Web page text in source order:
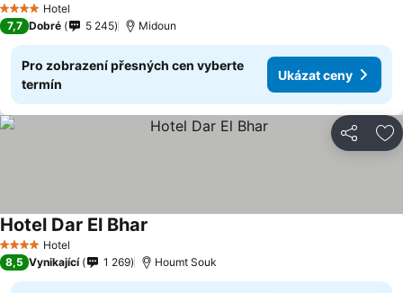
4 Počet hvězdiček
Hotel
7,7 Dobré 5 245 Midoun
Pro zobrazení přesných cen vyberte
termín
Ukázat ceny
Sdílet
4 Počet hvězdiček
Hotel
Hotel Dar El Bhar
8,5 Vynikající 1 269 Houmt Souk